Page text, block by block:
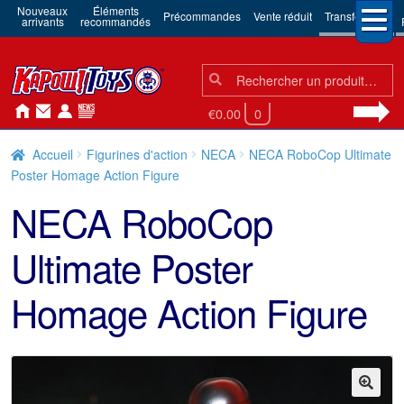
Nouveaux
arrivants
Éléments
recommandés Précommandes Vente réduit Transformers
Chercher:
Chercher
€0.00 0
Accueil Figurines d'action NECA
NECA RoboCop Ultimate
Poster Homage Action Figure
NECA RoboCop
Ultimate Poster
Homage Action Figure